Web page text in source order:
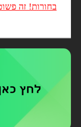
בחורות! זה